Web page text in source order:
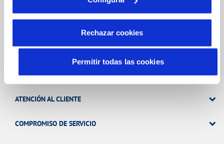
Rechazar cookies
Permitir todas las cookies
Tu Servicio
FACTURAS Y PRECIOS
ATENCIÓN AL CLIENTE
COMPROMISO DE SERVICIO